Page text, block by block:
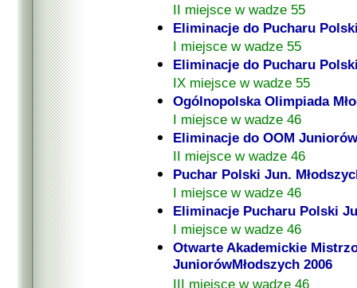
II miejsce w wadze 55
Eliminacje do Pucharu
I miejsce w wadze 55
Eliminacje do Pucharu
IX miejsce w wadze 55
Ogólnopolska Olimpiada
I miejsce w wadze 46
Eliminacje do OOM
II miejsce w wadze 46
Puchar Polski Jun.
I miejsce w wadze 46
Eliminacje Pucharu Polski
I miejsce w wadze 46
Otwarte Akademickie
JuniorówMłodszych 2006
III miejsce w wadze 46